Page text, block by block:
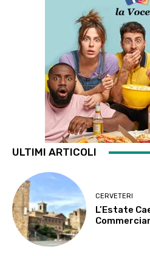
ULTIMI ARTICOLI
CERVETERI
L’Estate